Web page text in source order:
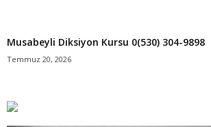
Musabeyli Diksiyon Kursu 0(530) 304-9898
Temmuz 20, 2026